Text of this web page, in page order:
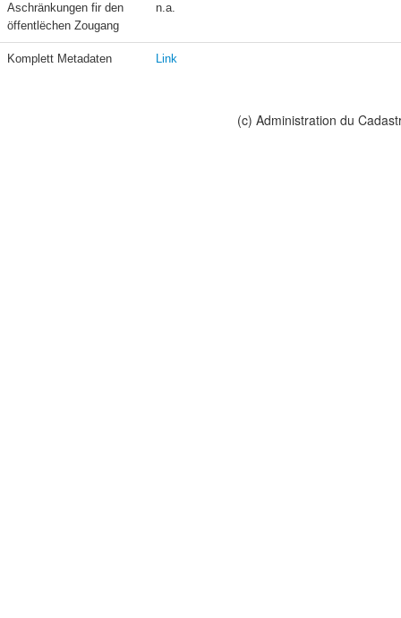
Aschränkungen fir den
öffentlëchen Zougang
n.a.
Komplett Metadaten Link
(c) Administration du